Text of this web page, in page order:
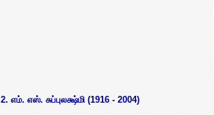
2. எம். எஸ். சுப்புலக்ஷ்மி (1916 - 2004)